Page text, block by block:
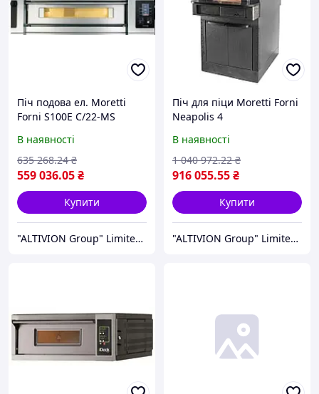
Піч подова ел. Moretti
Forni S100E C/22-MS
В наявності
559 036.05₴
635 268.24 ₴
Купити
"ALTIVION Group" Limited Liability Company
Піч для піци Moretti Forni
Neapolis 4
В наявності
916 055.55₴
1 040 972.22 ₴
Купити
"ALTIVION Group" Limited Liability Company